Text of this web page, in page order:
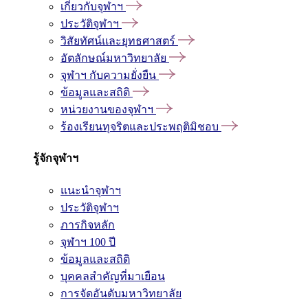
เกี่ยวกับจุฬาฯ
ประวัติจุฬาฯ
วิสัยทัศน์และยุทธศาสตร์
อัตลักษณ์มหาวิทยาลัย
จุฬาฯ กับความยั่งยืน
ข้อมูลและสถิติ
หน่วยงานของจุฬาฯ
ร้องเรียนทุจริตและประพฤติมิชอบ
รู้จักจุฬาฯ
แนะนำจุฬาฯ
ประวัติจุฬาฯ
ภารกิจหลัก
จุฬาฯ 100 ปี
ข้อมูลและสถิติ
บุคคลสำคัญที่มาเยือน
การจัดอันดับมหาวิทยาลัย